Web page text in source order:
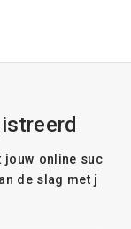
jouw online suc
de slag met j